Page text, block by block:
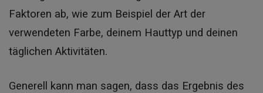
Faktoren ab, wie zum Beispiel der Art der
verwendeten Farbe, deinem Hauttyp und deinen
täglichen Aktivitäten.
Generell kann man sagen, dass das Ergebnis des